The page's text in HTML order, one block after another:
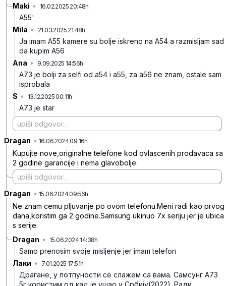
Maki • 16.02.2025 20:48h
A55'
Mila • 21.03.2025 21:48h
Ja imam A55 kamere su bolje iskreno na A54 a razmisljam sad
da kupim A56
Ana • 9.09.2025 14:56h
A73 je bolji za selfi od a54 i a55, za a56 ne znam, ostale sam
isprobala
S • 13.12.2025 00:11h
A73 je star
Dragan • 16.06.2024 09:16h
Kupujte nove,originalne telefone kod ovlascenih prodavaca sa
2 godine garancije i nema glavobolje.
Dragan • 15.06.2024 09:56h
Ne znam cemu pljuvanje po ovom telefonu.Meni radi kao prvog
dana,koristim ga 2 godine.Samsung ukinuo 7x seriju jer je ubica
s serije.
Dragan • 15.06.2024 14:38h
Samo prenosim svoje misljenje jer imam telefon
Лаки • 7.01.2025 17:51h
Драгане, у потпуности се слажем са вама. Самсунг А73
5г користим од кад је ушао у Србију(2022). Ради